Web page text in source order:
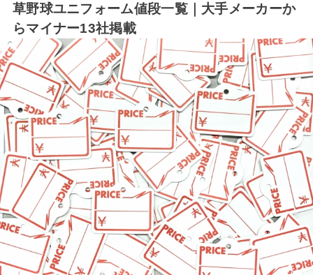
草野球ユニフォーム値段一覧｜大手メーカーか
らマイナー13社掲載